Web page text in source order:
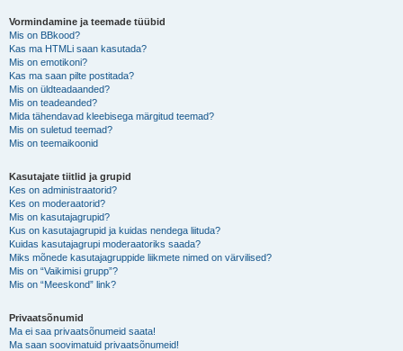
Vormindamine ja teemade tüübid
Mis on BBkood?
Kas ma HTMLi saan kasutada?
Mis on emotikoni?
Kas ma saan pilte postitada?
Mis on üldteadaanded?
Mis on teadeanded?
Mida tähendavad kleebisega märgitud teemad?
Mis on suletud teemad?
Mis on teemaikoonid
Kasutajate tiitlid ja grupid
Kes on administraatorid?
Kes on moderaatorid?
Mis on kasutajagrupid?
Kus on kasutajagrupid ja kuidas nendega liituda?
Kuidas kasutajagrupi moderaatoriks saada?
Miks mõnede kasutajagruppide liikmete nimed on värvilised?
Mis on “Vaikimisi grupp”?
Mis on “Meeskond” link?
Privaatsõnumid
Ma ei saa privaatsõnumeid saata!
Ma saan soovimatuid privaatsõnumeid!